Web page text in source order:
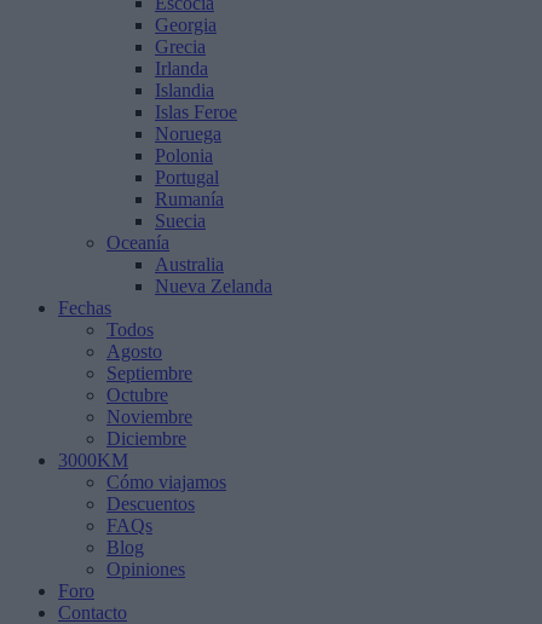
Georgia
Grecia
Irlanda
Islandia
Islas Feroe
Noruega
Polonia
Portugal
Rumanía
Suecia
Oceanía
Australia
Nueva Zelanda
Fechas
Todos
Agosto
Septiembre
Octubre
Noviembre
Diciembre
3000KM
Cómo viajamos
Descuentos
FAQs
Blog
Opiniones
Foro
Contacto